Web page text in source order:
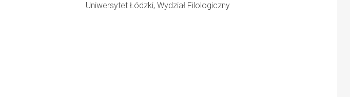
Uniwersytet Łódzki, Wydział Filologiczny